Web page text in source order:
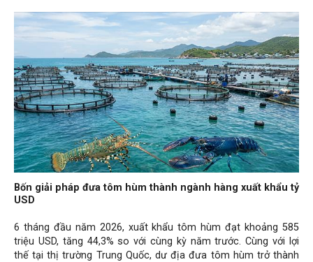
Bốn giải pháp đưa tôm hùm thành ngành hàng xuất khẩu tỷ
USD
6 tháng đầu năm 2026, xuất khẩu tôm hùm đạt khoảng 585
triệu USD, tăng 44,3% so với cùng kỳ năm trước. Cùng với lợi
thế tại thị trường Trung Quốc, dư địa đưa tôm hùm trở thành